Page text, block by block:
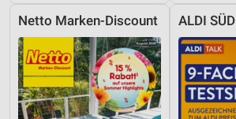
Netto Marken-Discount ALDI SÜD
IAB-Besonderheiten:
Verwendung genauer Standortdaten
Geräte anhand von aktiv angeforderten
Informationen identifizieren